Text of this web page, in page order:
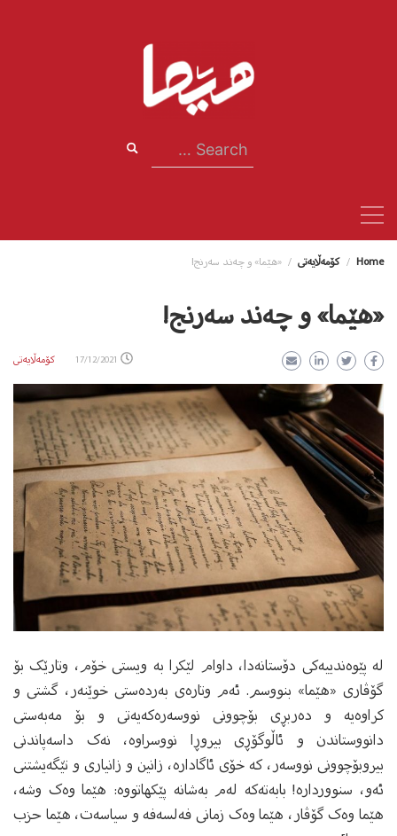
Search
for:
Home کۆمەڵایەتی «هێما» و چه‌ند سه‌رنج!
«هێما» و چه‌ند سه‌رنج!
17/12/2021 کۆمەڵایەتی
له‌ پێوه‌ندییه‌کی دۆستانه‌دا، داوام لێکرا به‌ ویستی خۆم، وتارێک بۆ
گۆڤاری «هێما» بنووسم. ئه‌م وتاره‌ی به‌رده‌ستی خوێنه‌ر،‌ گشتی و
کراوه‌‌یه‌ و ده‌ربڕی بۆچوونی نووسه‌ره‌که‌یه‌تی و‌ بۆ مەبەستی
دانووستاندن و ئاڵوگۆڕی بیروڕا نووسراوه‌، نه‌ک داسه‌پاندنی
بیروبۆچوونی نووسه‌ر، کە خۆی ئاگاداره‌، زانین و زانیاری و تێگه‌یشتنی
ئه‌و، سنوورداره‌! بابەتەکە له‌م به‌شانه‌ پێکهاتووه‌: هێما وەک وشە،
هێما وەک گۆڤار، هێما وەک زمانی فەلسەفە و سیاسەت، هێما حزب